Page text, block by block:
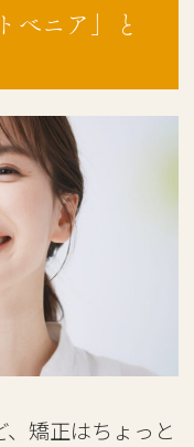
べニア」と
、矯正はちょっと